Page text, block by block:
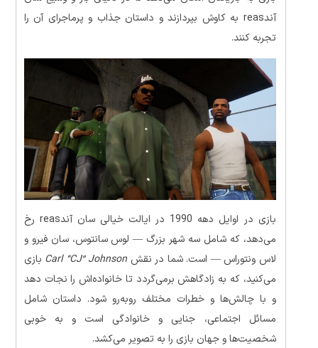
آندreas به کاوش بپردازند و داستان جذاب و پرماجرای آن را
تجربه کنند.
بازی در اوایل دهه 1990 در ایالت خیالی سان آندreas رخ
می‌دهد، که شامل سه شهر بزرگ — لوس سانتوس، سان فیرو و
لاس ونتوراس — است. شما در نقش Carl “CJ” Johnson بازی
می‌کنید، که به زادگاهش برمی‌گردد تا خانواده‌اش را نجات دهد
و با چالش‌ها و خطرات مختلف روبه‌رو شود. داستان شامل
مسائل اجتماعی، جنایی و خانوادگی است و به خوبی
شخصیت‌ها و جهان بازی را به تصویر می‌کشد.